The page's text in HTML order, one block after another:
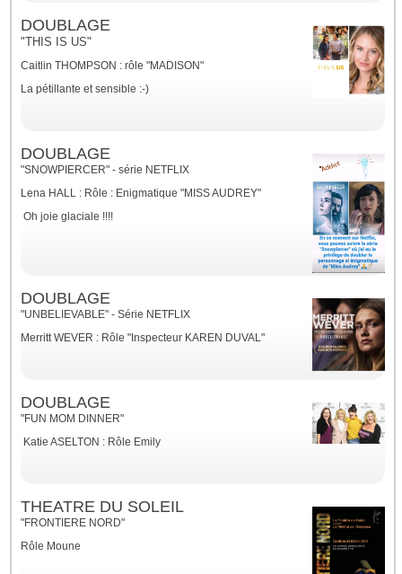
DOUBLAGE
"THIS IS US"
Caitlin THOMPSON : rôle "MADISON"
La pétillante et sensible :-)
DOUBLAGE
"SNOWPIERCER" - série NETFLIX
Lena HALL : Rôle : Enigmatique "MISS AUDREY"
Oh joie glaciale !!!!
DOUBLAGE
"UNBELIEVABLE" - Série NETFLIX
Merritt WEVER : Rôle "Inspecteur KAREN DUVAL"
DOUBLAGE
"FUN MOM DINNER"
Katie ASELTON : Rôle Emily
THEATRE DU SOLEIL
"FRONTIERE NORD"
Rôle Moune